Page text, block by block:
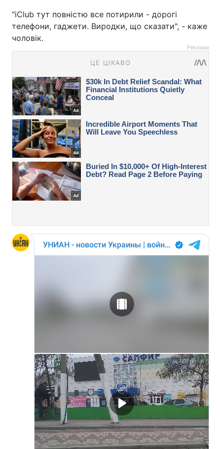
"iClub тут повністю все потирили - дорогі
телефони, гаджети. Виродки, що сказати", - каже
чоловік.
Реклама